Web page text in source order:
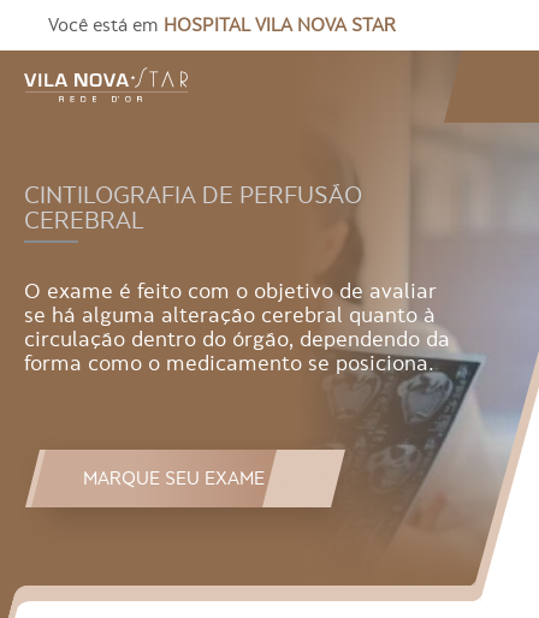
Você está em HOSPITAL VILA NOVA STAR
CINTILOGRAFIA DE PERFUSÃO
CEREBRAL
O exame é feito com o objetivo de avaliar
se há alguma alteração cerebral quanto à
circulação dentro do órgão, dependendo da
forma como o medicamento se posiciona.
MARQUE SEU EXAME